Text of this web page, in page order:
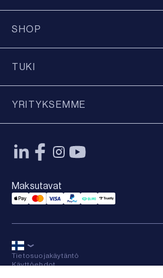
SHOP
TUKI
YRITYKSEMME
Maksutavat
Applepay Payment
Mastercard Payment
Visa Payment
Paypal Payment
Qliro Payment
Trustly Payment
Tietosuojakäytäntö
Käyttöehdot